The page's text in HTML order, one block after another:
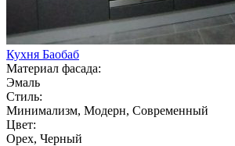
Кухня Баобаб
Материал фасада:
Эмаль
Стиль:
Минимализм, Модерн, Современный
Цвет:
Орех, Черный